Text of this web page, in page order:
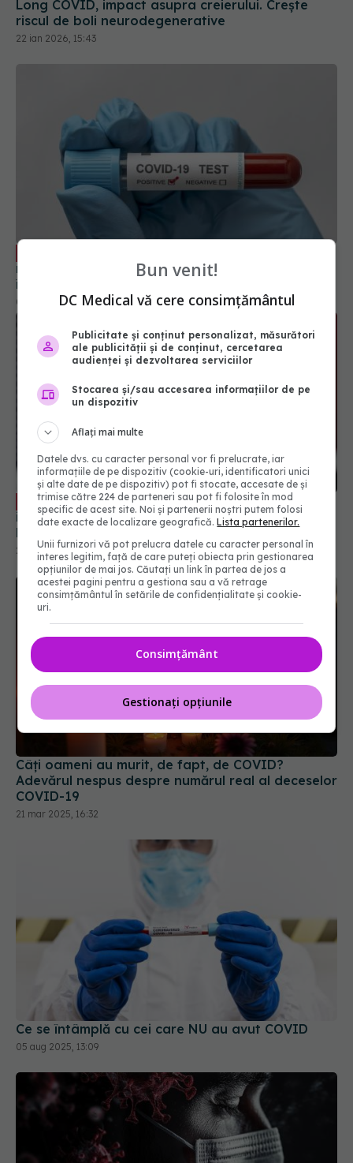
22 ian 2026, 15:43
EXCLUSIV
respirator: triplă agresiune. Pleșca: Prevenția
timpul pandemiei!
01 oct 2023, 10:48
EXCLUSIV Medicamentul banal pentru răceli sau
infecții, nociv pentru sănătate. Anca Crupariu:
Efect dramatic
21 noi 2023, 18:11
Câți oameni au murit, de fapt, de COVID?
Adevărul nespus despre numărul real al deceselor
COVID-19
21 mar 2025, 16:32
Ce se întâmplă cu cei care NU au avut COVID
05 aug 2025, 13:09
Bun venit!
DC Medical vă cere consimțământul
Publicitate și conținut personalizat, măsurători
ale publicității și de conținut, cercetarea
audienței și dezvoltarea serviciilor
Stocarea și/sau accesarea informațiilor de pe
un dispozitiv
Aflați mai multe
Datele dvs. cu caracter personal vor fi prelucrate, iar
informațiile de pe dispozitiv (cookie-uri, identificatori unici
și alte date de pe dispozitiv) pot fi stocate, accesate de și
trimise către 224 de parteneri sau pot fi folosite în mod
specific de acest site. Noi și partenerii noștri putem folosi
date exacte de localizare geografică.Lista partenerilor.
Unii furnizori vă pot prelucra datele cu caracter personal în
interes legitim, față de care puteți obiecta prin gestionarea
opțiunilor de mai jos. Căutați un link în partea de jos a
acestei pagini pentru a gestiona sau a vă retrage
consimțământul în setările de confidențialitate și cookie-
uri.
Consimțământ
Gestionați opțiunile